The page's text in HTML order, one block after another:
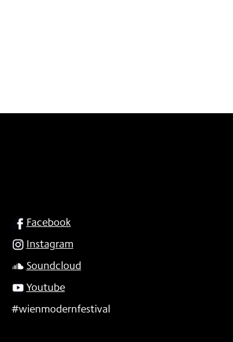
SOCIAL
Facebook
Instagram
Soundcloud
Youtube
#wienmodernfestival